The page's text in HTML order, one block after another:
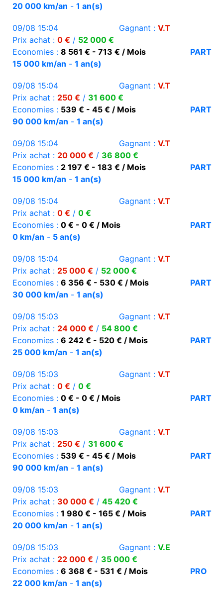
20 000 km/an - 1 an(s)
09/08 15:04 Gagnant : V.T
Prix achat : 0 € / 52 000 €
Economies : 8 561 € - 713 € / Mois
PART
15 000 km/an - 1 an(s)
09/08 15:04 Gagnant : V.T
Prix achat : 250 € / 31 600 €
Economies : 539 € - 45 € / Mois
PART
90 000 km/an - 1 an(s)
09/08 15:04 Gagnant : V.T
Prix achat : 20 000 € / 36 800 €
Economies : 2 197 € - 183 € / Mois
PART
15 000 km/an - 1 an(s)
09/08 15:04 Gagnant : V.T
Prix achat : 0 € / 0 €
Economies : 0 € - 0 € / Mois
PART
0 km/an - 5 an(s)
09/08 15:04 Gagnant : V.T
Prix achat : 25 000 € / 52 000 €
Economies : 6 356 € - 530 € / Mois
PART
30 000 km/an - 1 an(s)
09/08 15:03 Gagnant : V.T
Prix achat : 24 000 € / 54 800 €
Economies : 6 242 € - 520 € / Mois
PART
25 000 km/an - 1 an(s)
09/08 15:03 Gagnant : V.T
Prix achat : 0 € / 0 €
Economies : 0 € - 0 € / Mois
PART
0 km/an - 1 an(s)
09/08 15:03 Gagnant : V.T
Prix achat : 250 € / 31 600 €
Economies : 539 € - 45 € / Mois
PART
90 000 km/an - 1 an(s)
09/08 15:03 Gagnant : V.T
Prix achat : 30 000 € / 45 420 €
Economies : 1 980 € - 165 € / Mois
PART
20 000 km/an - 1 an(s)
09/08 15:03 Gagnant : V.E
Prix achat : 22 000 € / 35 000 €
Economies : 6 368 € - 531 € / Mois
PRO
22 000 km/an - 1 an(s)